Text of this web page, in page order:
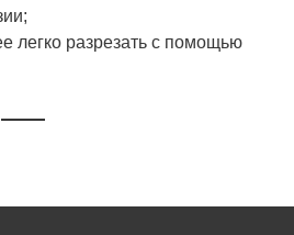
легко разрезать с помощью